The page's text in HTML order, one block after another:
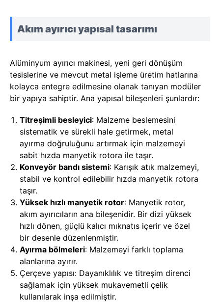
Akım ayırıcı yapısal tasarımı
Alüminyum ayırıcı makinesi, yeni geri dönüşüm
tesislerine ve mevcut metal işleme üretim hatlarına
kolayca entegre edilmesine olanak tanıyan modüler
bir yapıya sahiptir. Ana yapısal bileşenleri şunlardır:
Titreşimli besleyici: Malzeme beslemesini
sistematik ve sürekli hale getirmek, metal
ayırma doğruluğunu artırmak için malzemeyi
sabit hızda manyetik rotora ile taşır.
Konveyör bandı sistemi: Karışık atık malzemeyi,
stabil ve kontrol edilebilir hızda manyetik rotora
taşır.
Yüksek hızlı manyetik rotor: Manyetik rotor,
akım ayırıcıların ana bileşenidir. Bir dizi yüksek
hızlı dönen, güçlü kalıcı mıknatıs içerir ve özel
bir desenle düzenlenmiştir.
Ayırma bölmeleri: Malzemeyi farklı toplama
alanlarına ayırır.
Çerçeve yapısı: Dayanıklılık ve titreşim direnci
sağlamak için yüksek mukavemetli çelik
kullanılarak inşa edilmiştir.